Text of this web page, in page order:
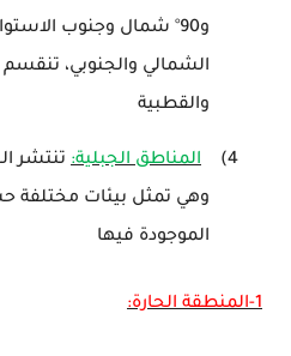
و90
° شمال وجنوب
الشمالي والجنوبي،
والقطبية
4) المناطق الجبلية: تنتشر
وهي تمثل بيئات مختلفة
الموجودة فيها
1-المنطقة الحارة: